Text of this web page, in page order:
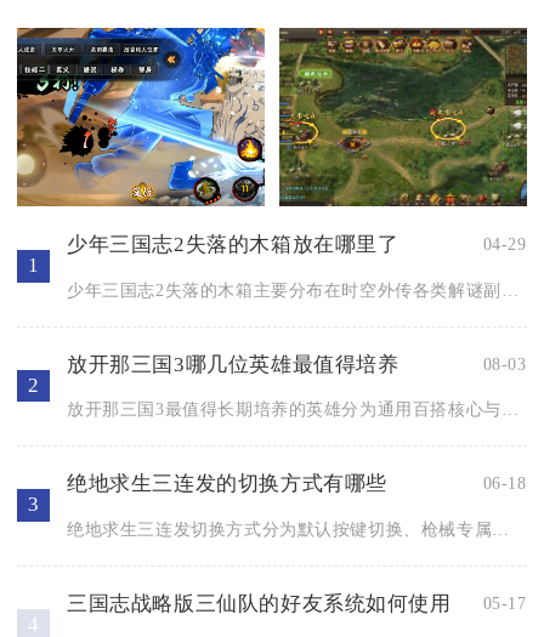
1
少年三国志2失落的木箱放在哪里了 04-29
2
放开那三国3哪几位英雄最值得培养 08-03
3
绝地求生三连发的切换方式有哪些 06-18
4
三国志战略版三仙队的好友系统如何使用 05-17